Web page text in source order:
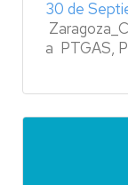
30 de
a PTGAS,